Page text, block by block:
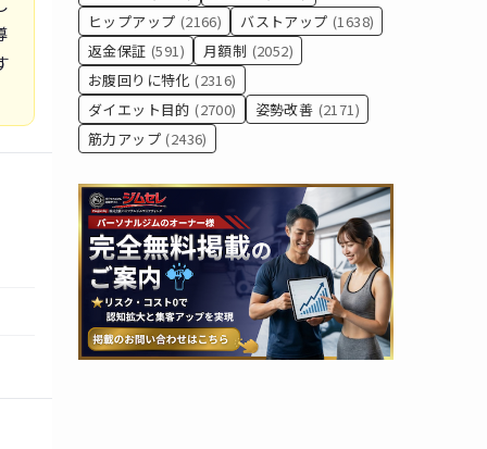
ヒップアップ (2166) バストアップ (1638)
返金保証 (591) 月額制 (2052)
お腹回りに特化 (2316)
ダイエット目的 (2700) 姿勢改善 (2171)
筋力アップ (2436)